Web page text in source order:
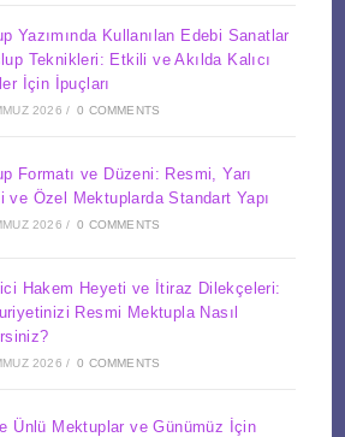
Yazımında Kullanılan Edebi Sanatlar
Teknikleri: Etkili ve Akılda Kalıcı
İçin İpuçları
2026 / 0 COMMENTS
Formatı ve Düzeni: Resmi, Yarı
ve Özel Mektuplarda Standart Yapı
2026 / 0 COMMENTS
Hakem Heyeti ve İtiraz Dilekçeleri:
Resmi Mektupla Nasıl
2026 / 0 COMMENTS
Ünlü Mektuplar ve Günümüz İçin